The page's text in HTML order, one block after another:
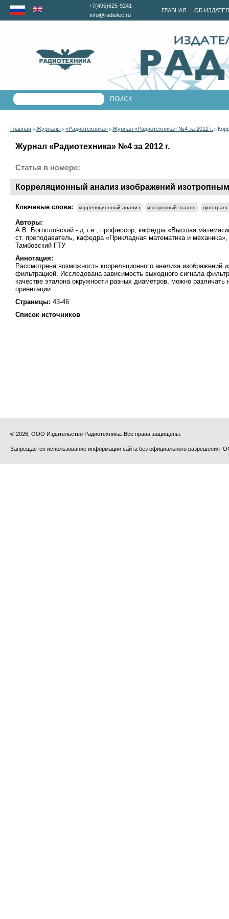
ГЛАВНАЯ ОБ
+7(495)625-9241
info@radiotec.ru
Главная > Журналы > «Радиотехника» > Журнал «Радиотехника» №4 за 2012 г. >
Журнал «Радиотехника» №4 за 2012 г.
Статья в номере:
Корреляционный анализ изображений
Ключевые слова: корреляционный анализ изотропный эталон
Авторы:
А.В. Богословский - д.т.н., профессор, кафедра «Высшая
ст. преподаватель, кафедра «Прикладная математика и
Тамбовский ГТУ
Аннотация:
Рассмотрена возможность корреляционного анализа
фильтрацией. Исследована зависимость выходного сигнала
качестве эталона окружности разных диаметров, можно
ориентации.
Страницы: 43-46
Список источников
© 2026, ООО Издательство Радиотехника. Все права защищены.
Запрещается использование информации сайта без официального разрешения